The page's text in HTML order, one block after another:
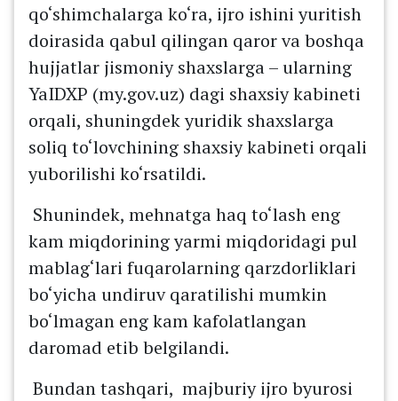
qo‘shimchalarga ko‘ra, ijro ishini yuritish
doirasida qabul qilingan qaror va boshqa
hujjatlar jismoniy shaxslarga – ularning
YaIDXP (my.gov.uz) dagi shaxsiy kabineti
orqali, shuningdek yuridik shaxslarga
soliq to‘lovchining shaxsiy kabineti orqali
yuborilishi ko‘rsatildi.
Shunindek, mehnatga haq to‘lash eng
kam miqdorining yarmi miqdoridagi pul
mablag‘lari fuqarolarning qarzdorliklari
bo‘yicha undiruv qaratilishi mumkin
bo‘lmagan eng kam kafolatlangan
daromad etib belgilandi.
Bundan tashqari, majburiy ijro byurosi